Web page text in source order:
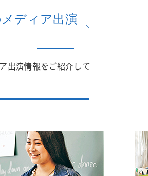
ディア出演
出演情報をご紹介して